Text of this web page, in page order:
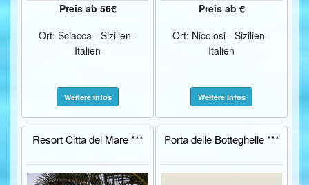
Preis ab 56€
Ort: Sciacca - Sizilien -
Italien
Weitere Infos
Preis ab €
Ort: Nicolosi - Sizilien -
Italien
Weitere Infos
Resort Citta del Mare *** Porta delle Botteghelle ***